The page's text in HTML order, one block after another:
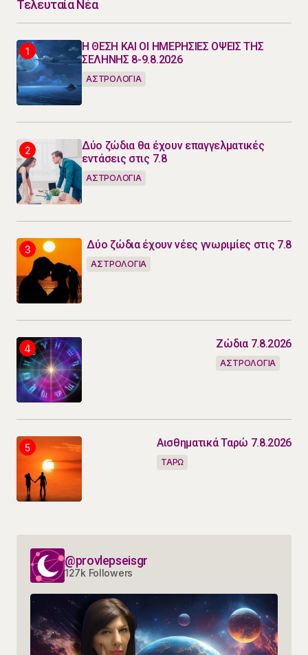
Τελευταία Νέα
Η ΘΕΣΗ ΚΑΙ ΟΙ ΗΜΕΡΗΣΙΕΣ ΟΨΕΙΣ ΤΗΣ
ΣΕΛΗΝΗΣ 8-9.8.2026
ΑΣΤΡΟΛΟΓΙΑ
Δύο ζώδια θα έχουν επαγγελματικές
εντάσεις στις 7.8
ΑΣΤΡΟΛΟΓΙΑ
Δύο ζώδια έχουν νέες γνωριμίες στις 7.8
ΑΣΤΡΟΛΟΓΙΑ
Ζώδια 7.8.2026
ΑΣΤΡΟΛΟΓΙΑ
Αισθηματικά Ταρώ 7.8.2026
ΤΑΡΩ
@provlepseisgr
127k Followers